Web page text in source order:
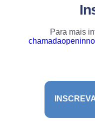
Para mais